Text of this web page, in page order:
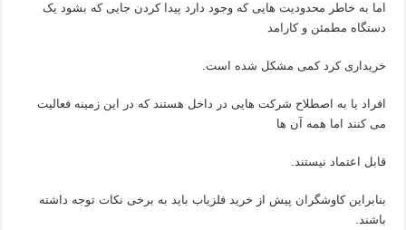
اما به خاطر محدودیت هایی که وجود دارد پیدا کردن جایی که بشود یک
دستگاه مطمئن و کارامد
خریداری کرد کمی مشکل شده است.
افراد یا به اصطلاح شرکت هایی در داخل هستند که در این زمینه فعالیت
می کنند اما همه آن ها
قابل اعتماد نیستند.
بنابراین کاوشگران پیش از خرید فلزیاب باید به برخی نکات توجه داشته
باشند.